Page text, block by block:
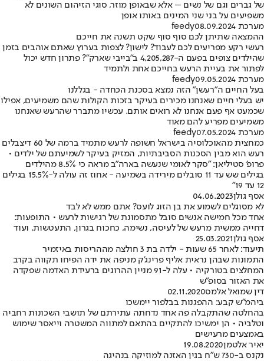
של גברים וגם של נשים – אלא שבאופן מוזר, סוגי הזיהום השונים לא
משפיעים על בני שני המינים באותו אופן
מערכת feedy08.09.2024
ההמצאה שתיתן לכם סוף סוף שקט תשנה את חייכם
רעשי רקע מפריעים לכם לעבוד? לישון? לצפות בערוץ שאתם אוהבים בזמן
שהילדים צופים בפעם ה-4,205,287 ב"בייבי שארק"? פתרון חדש יכול
לפתור את בעיית הרעש בחייכם אחת ולתמיד
מערכת feedy09.05.2024
בעל החיים ה"רעשן" הזה נמצא בסכנת הכחדה - בגללנו
יש בעלי חיים שאנחנו מכירים בעיקר בזכות הקולות שהם משמיעים, אפילו
שכמעט אף פעם אנחנו לא רואים אותם. עכשיו מתברר שהרעש שאנחנו
משמיעים מפריע להם מאוד
מערכת feedy07.05.2024
כמחצית מהאוכלוסיה בישראל חשופה לרעש מתמיד ברמה של 60 דיצבלים
רעש הוא מבין הסכנות הסביבתיות, המזיק בעיקר לשמיעתם של ילדים •
פרופ' סטיליאן: "סקר לאומי שנעשה בארה"ב מראה כי 8.5% מהילדים
בגילים שש עד 11 סובלים מירידה בשמיעה - אחוז זה עולה ל-15.5% בגילים
12 עד 19"
אסף גולן04.06.2023
לא מסוגלים לשמוע את בן הזוג לועס? אתם ממש לא לבד
אחד מכל חמישה אנשים סובל מתסמונת של רגישות לרעש • התופעות:
דחייה ממשית מרעש של לעיסה, נשימה, כחכוח בגרון, התעטשות, ועוד
אסף גולן25.03.2021
תיעוד: לאחר 65 שעות - ילדה בת 3 חולצה מההריסות באיזמיר
התמונות שבהן נראית אליף פרינג'ק מניפה את ידה הפיחו תקווה בקרב
המחלצים בטורקיה • עלה ל-91 מניין ההרוגים ברעידת האדמה שפקדה
את האזור בסופ"ש
דין שמואל אלמס02.11.2020
ביהמ"ש קבע: ההפגנות בבלפור יימשכו
בהחלטה שהתקבלה פה אחד נדחתה עתירתם של תושבי השכונות רחביה
וטלביה • הן ימשיכו להתקיים בהתאם למתווה המשטרה וייאסר שימוש
באמצעים מרעישים
יאיר אלטמן19.08.2020
נקנס ב-730 ש"ח בגין האזנה למוזיקה בנהיגה